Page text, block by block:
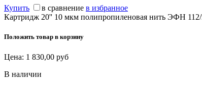
Купить в сравнение в избранное
Картридж 20'' 10 мкм полипропиленовая нить ЭФН
Положить товар в корзину
Цена: 1 830,00 руб
В наличии